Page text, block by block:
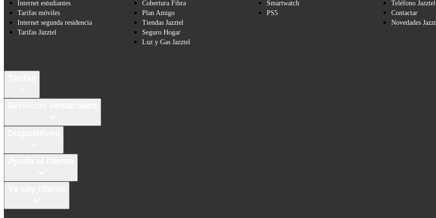
Internet estudiantes
Tarifas móviles
Internet segunda residencia
Tarifas Jazztel
Cobertura Fibra
Plan Amigo
Tiendas Jazztel
Seguro Hogar
Luz y Gas Jazztel
Smartwatch
PS5
Teléfono Jazztel
Contactar
Novedades